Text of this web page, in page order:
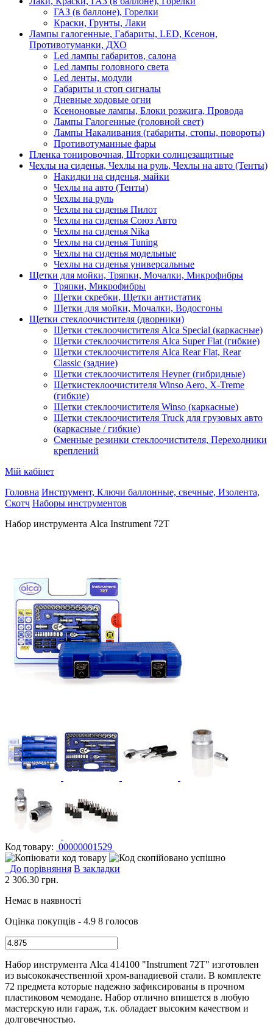
ГАЗ (в баллоне), Горелки
Краски, Грунты, Лаки
Лампы галогенные, Габариты, LED, Ксенон,
Противотуманки, ДХО
Led лампы габаритов, салона
Led лампы головного света
Led ленты, модули
Габариты и стоп сигналы
Дневные ходовые огни
Ксеноновые лампы, Блоки розжига, Провода
Лампы Галогенные (головной свет)
Лампы Накаливания (габариты, стопы, повороты)
Противотуманные фары
Пленка тонировочная, Шторки солнцезащитные
Чехлы на сиденья, Чехлы на руль, Чехлы на авто (Тенты)
Накидки на сиденья, майки
Чехлы на авто (Тенты)
Чехлы на руль
Чехлы на сиденья Пилот
Чехлы на сиденья Союз Авто
Чехлы на сиденья Nika
Чехлы на сиденья Tuning
Чехлы на сиденья модельные
Чехлы на сиденья универсальные
Щетки для мойки, Тряпки, Мочалки, Микрофибры
Тряпки, Микрофибры
Щетки скребки, Щетки антистатик
Щетки для мойки, Мочалки, Водосгоны
Щетки стеклоочистителя (дворники)
Щетки стеклоочистителя Alca Special (каркасные)
Щетки стеклоочистителя Alca Super Flat (гибкие)
Щетки стеклоочистителя Alca Rear Flat, Rear
Classic (задние)
Щетки стеклоочистителя Heyner (гибридные)
Щеткистеклоочистителя Winso Aero, X-Treme
(гибкие)
Щетки стеклоочистителя Winso (каркасные)
Щетки стеклоочистителя Truck для грузовых авто
(каркасные / гибкие)
Сменные резинки стеклоочистителя, Переходники
креплений
Мій кабінет
Головна Инструмент, Ключи баллонные, свечные, Изолента,
Скотч Наборы инструментов
Набор инструмента Alca Instrument 72T
Код товару: 00000001529
До порівняння В закладки
2 306.30 грн.
Немає в наявності
Оцінка покупців - 4.9 8 голосов
Набор инструмента Alca 414100 "Instrument 72T" изготовлен
из высококачественной хром-ванадиевой стали. В комплекте
72 предмета которые надежно зафиксированы в прочном
пластиковом чемодане. Набор отлично впишется в любую
мастерскую или гараж, т.к. обладает высоким качеством и
долговечностью.